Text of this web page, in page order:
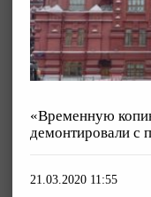
«Временную
демонтировали с
21.03.2020 11:55